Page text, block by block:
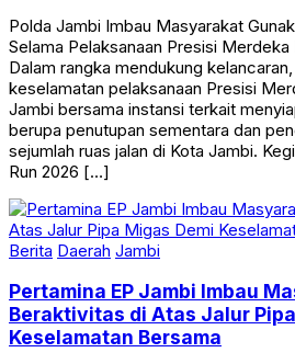
Polda Jambi Imbau Masyarakat
Selama Pelaksanaan Presisi
Dalam rangka mendukung
keselamatan pelaksanaan Presisi
Jambi bersama instansi terkait
berupa penutupan sementara dan
sejumlah ruas jalan di Kota Jambi.
Run 2026 […]
Berita Daerah Jambi
Pertamina EP Jambi Imbau
Beraktivitas di Atas Jalur
Keselamatan Bersama